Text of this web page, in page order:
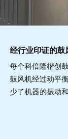
经行业印证的鼓
每个科倍隆楷创
鼓风机经过动平
少了机器的振动和